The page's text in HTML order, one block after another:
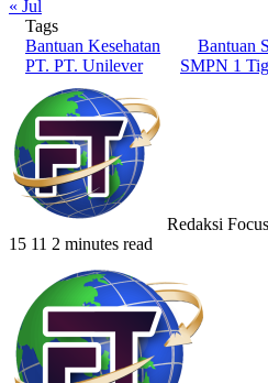
« Jul
Tags
Bantuan Kesehatan
Bantuan
PT. PT. Unilever
SMPN 1
Redaksi Focus
15 11 2 minutes read